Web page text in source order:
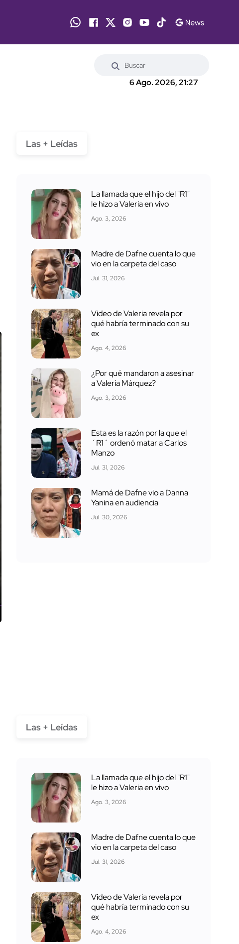
6 Ago. 2026, 21:27
Las + Leídas
La llamada que el hijo del "R1"
le hizo a Valeria en vivo
Ago. 3, 2026
Madre de Dafne cuenta lo que
vio en la carpeta del caso
Jul. 31, 2026
Video de Valeria revela por
qué habría terminado con su
ex
Ago. 4, 2026
¿Por qué mandaron a asesinar
a Valeria Márquez?
Ago. 3, 2026
Esta es la razón por la que el
´R1´ ordenó matar a Carlos
Manzo
Jul. 31, 2026
Mamá de Dafne vio a Danna
Yanina en audiencia
Jul. 30, 2026
Las + Leídas
La llamada que el hijo del "R1"
le hizo a Valeria en vivo
Ago. 3, 2026
Madre de Dafne cuenta lo que
vio en la carpeta del caso
Jul. 31, 2026
Video de Valeria revela por
qué habría terminado con su
ex
Ago. 4, 2026